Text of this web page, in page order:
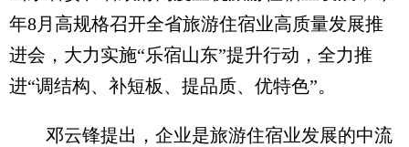
年8月高规格召开全省旅游住宿业高质量发展推
进会，大力实施“乐宿山东”提升行动，全力推
进“调结构、补短板、提品质、优特色”。
邓云锋提出，企业是旅游住宿业发展的中流